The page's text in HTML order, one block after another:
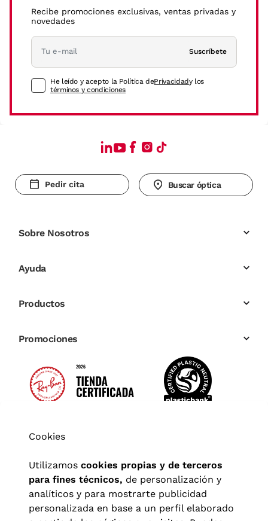
Recibe promociones exclusivas, ventas privadas y
novedades
Suscríbete
He leído y acepto la Política dePrivacidady los
términos y condiciones
Pedir cita Buscar óptica
Sobre Nosotros
Ayuda
Productos
Promociones
Cookies
Utilizamos cookies propias y de terceros
para fines técnicos, de personalización y
analíticos y para mostrarte publicidad
personalizada en base a un perfil elaborado